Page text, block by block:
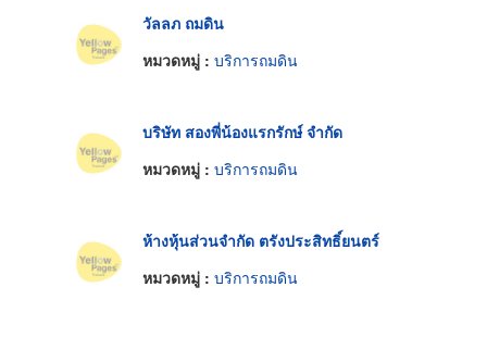
วัลลภ ถมดิน
หมวดหมู่ : บริการถมดิน
บริษัท สองพี่น้องแรกรักษ์ จำกัด
หมวดหมู่ : บริการถมดิน
ห้างหุ้นส่วนจำกัด ตรังประสิทธิ์ยนตร์
หมวดหมู่ : บริการถมดิน